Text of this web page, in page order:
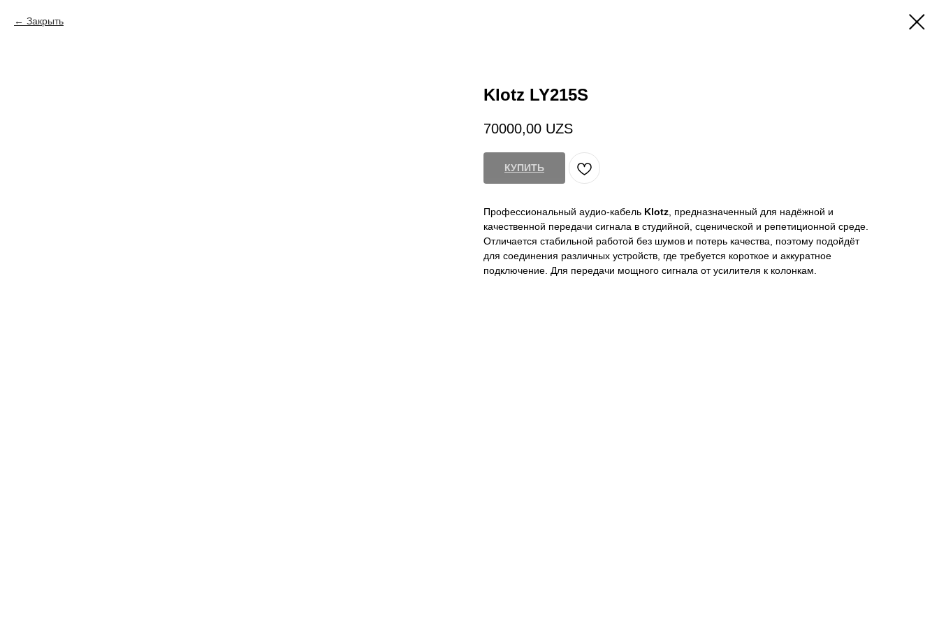
Закрыть
Klotz LY215S
70000,00 UZS
КУПИТЬ
Профессиональный аудио-кабель Klotz, предназначенный для надёжной и
качественной передачи сигнала в студийной, сценической и репетиционной среде.
Отличается стабильной работой без шумов и потерь качества, поэтому подойдёт
для соединения различных устройств, где требуется короткое и аккуратное
подключение. Для передачи мощного сигнала от усилителя к колонкам.